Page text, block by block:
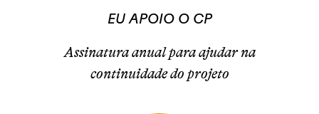
EU APOIO O CP
Assinatura anual para ajudar na
continuidade do projeto